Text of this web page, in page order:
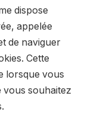
dispose
appelée
de naviguer
Cette
lorsque vous
vous souhaitez